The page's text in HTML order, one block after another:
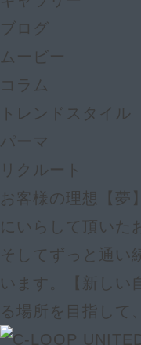
ブログ
ムービー
コラム
トレンドスタイル
パーマ
リクルート
お客様の理想【夢
にいらして頂いた
そしてずっと通い
います。【新し
る場所を目指して